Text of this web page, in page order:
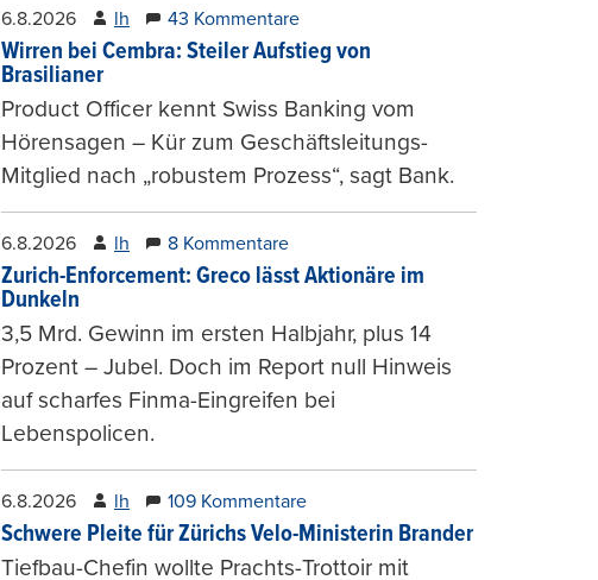
6.8.2026 lh 43 Kommentare
Wirren bei Cembra: Steiler Aufstieg von
Brasilianer
Product Officer kennt Swiss Banking vom
Hörensagen – Kür zum Geschäftsleitungs-
Mitglied nach „robustem Prozess“, sagt Bank.
6.8.2026 lh 8 Kommentare
Zurich-Enforcement: Greco lässt Aktionäre im
Dunkeln
3,5 Mrd. Gewinn im ersten Halbjahr, plus 14
Prozent – Jubel. Doch im Report null Hinweis
auf scharfes Finma-Eingreifen bei
Lebenspolicen.
6.8.2026 lh 109 Kommentare
Schwere Pleite für Zürichs Velo-Ministerin Brander
Tiefbau-Chefin wollte Prachts-Trottoir mit